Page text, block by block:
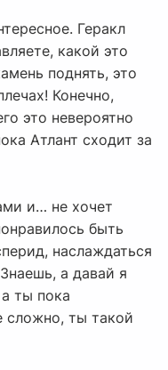
Геракл
какой это
поднять, это
Конечно,
это невероятно
Атлант сходит за
и… не хочет
быть
наслаждаться
а давай я
ты пока
сложно, ты такой